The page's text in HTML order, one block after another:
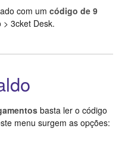
com um código de 9
3cket Desk.
basta ler o código
menu surgem as opções: